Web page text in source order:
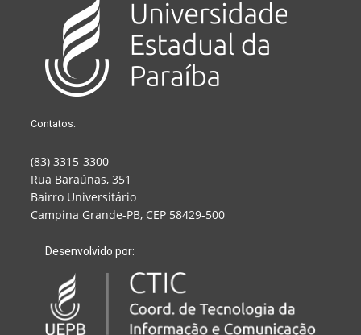
Contatos:
(83) 3315-3300
Rua Baraúnas, 351
Bairro Universitário
Campina Grande-PB, CEP 58429-500
Desenvolvido por: